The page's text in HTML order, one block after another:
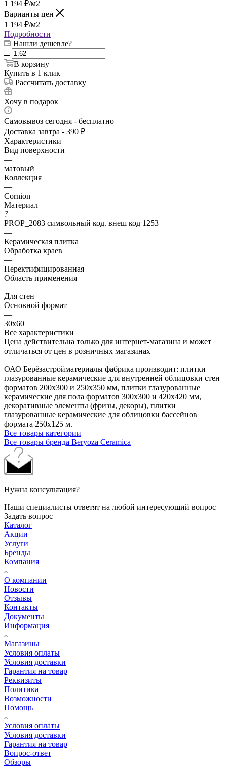
1 194 ₽/м2
Варианты цен
1 194 ₽/м2
Подробности
Нашли дешевле?
В корзину
Купить в 1 клик
Рассчитать доставку
Хочу в подарок
Самовывоз сегодня - бесплатно
Доставка завтра - 390 ₽
Характеристики
Вид поверхности
—
матовый
Коллекция
—
Cornion
Материал
?
PROP_2083 символьный код. внеш код 1253
—
Керамическая плитка
Обработка краев
—
Неректифицированная
Область применения
—
Для стен
Основной формат
—
30х60
Все характеристики
Цена действительна только для интернет-магазина и может
отличаться от цен в розничных магазинах
ОАО Берёзастройматериалы фабрика производит: плитки
глазурованные керамические для внутренней облицовки стен
форматов 200х300 и 250х350 мм, плитки глазурованные
керамические для пола форматов 300х300 и 420х420 мм,
декоративные элементы (фризы, декоры), плитки
глазурованные керамические для облицовки бассейнов
формата 250х125 м.
Все товары категории
Все товары бренда Beryoza Ceramica
Нужна консультация?
Наши специалисты ответят на любой интересующий вопрос
Задать вопрос
Каталог
Акции
Услуги
Бренды
Компания
О компании
Новости
Отзывы
Контакты
Документы
Информация
Магазины
Условия оплаты
Условия доставки
Гарантия на товар
Реквизиты
Политика
Возможности
Помощь
Условия оплаты
Условия доставки
Гарантия на товар
Вопрос-ответ
Обзоры